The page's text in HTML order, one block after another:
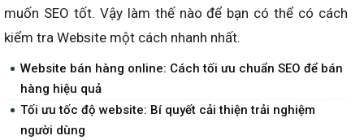
muốn SEO tốt. Vậy làm thế nào để bạn có thể có cách
kiểm tra Website một cách nhanh nhất.
Website bán hàng online: Cách tối ưu chuẩn SEO để bán
hàng hiệu quả
Tối ưu tốc độ website: Bí quyết cải thiện trải nghiệm
người dùng